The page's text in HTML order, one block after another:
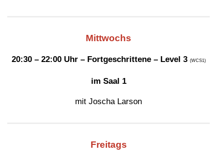
Mittwochs
20:30 – 22:00 Uhr – Fortgeschrittene – Level 3 (WCS1)
im Saal 1
mit Joscha Larson
Freitags